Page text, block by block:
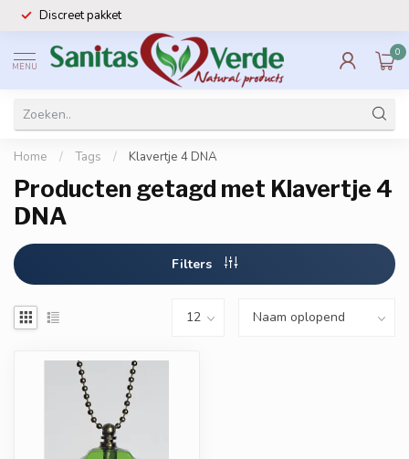
Discreet pakket
MENU
0
Home / Tags / Klavertje 4 DNA
Producten getagd met Klavertje 4
DNA
Filters